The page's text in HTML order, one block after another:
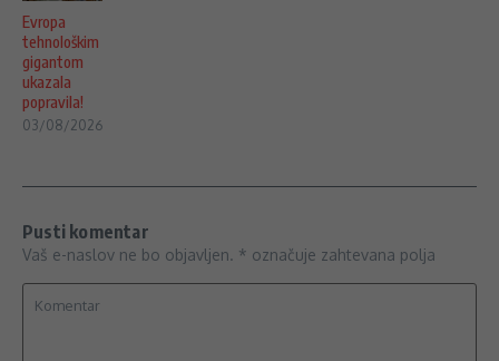
Evropa
tehnološkim
gigantom
ukazala
popravila!
03/08/2026
Pusti komentar
Vaš e-naslov ne bo objavljen. * označuje zahtevana polja